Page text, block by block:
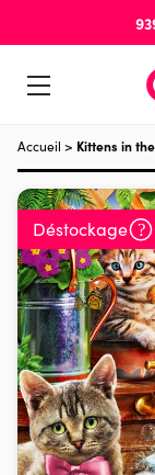
Accueil > Kittens in
Déstockage